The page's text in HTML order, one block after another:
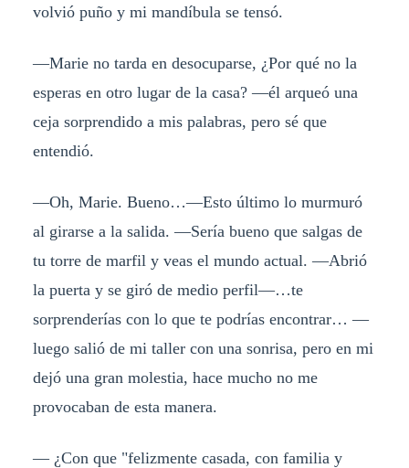
volvió puño y mi mandíbula se tensó.
—Marie no tarda en desocuparse, ¿Por qué no la
esperas en otro lugar de la casa? —él arqueó una
ceja sorprendido a mis palabras, pero sé que
entendió.
—Oh, Marie. Bueno…—Esto último lo murmuró
al girarse a la salida. —Sería bueno que salgas de
tu torre de marfil y veas el mundo actual. —Abrió
la puerta y se giró de medio perfil—…te
sorprenderías con lo que te podrías encontrar… —
luego salió de mi taller con una sonrisa, pero en mi
dejó una gran molestia, hace mucho no me
provocaban de esta manera.
— ¿Con que "felizmente casada, con familia y